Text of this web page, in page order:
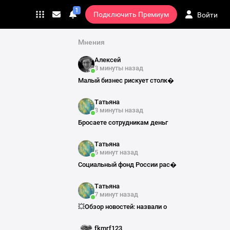
Личные
1
Переход
на
страницу
Подключить Премиум Войти
Мнения
Алексей
3 минуты назад
Малый бизнес рискует столк�
Татьяна
3 минуты назад
Бросаете сотрудникам деньг
Татьяна
5 минут назад
Социальный фонд России рас�
Татьяна
7 минут назад
💥Обзор новостей: назвали о
fkmrf123